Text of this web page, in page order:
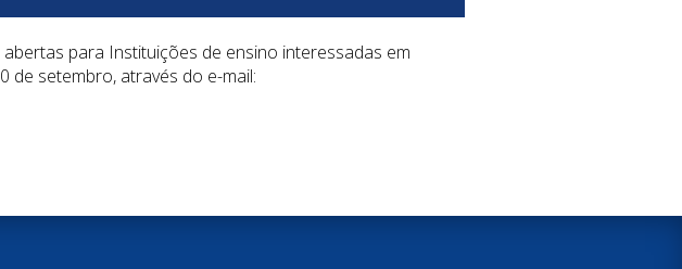
para Instituições de ensino interessadas em
de setembro, através do e-mail: